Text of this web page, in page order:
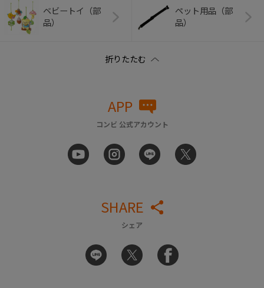
ベビートイ（部
品）
ペット用品（部
品）
APP
コンビ 公式アカウント
SHARE
シェア